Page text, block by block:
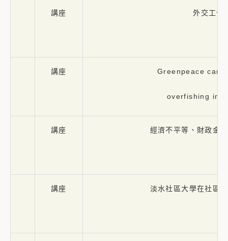
講座 外交工作
講座 Greenpeace
overfishing in
講座 經濟不平等、財政金
講座 淡水社區大學在社區